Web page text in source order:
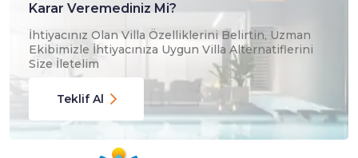
Karar Veremediniz Mi?
İhtiyacınız Olan Villa Özelliklerini Belirtin, Uzman
Ekibimizle İhtiyacınıza Uygun Villa Alternatiflerini
Size İletelim
Teklif Al